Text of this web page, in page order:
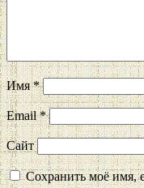
Имя*
Email*
Сайт
Сохранить моё имя,